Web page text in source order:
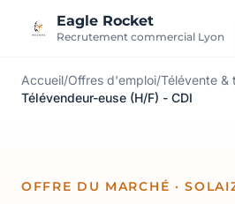
Eagle Rocket
Recrutement commercial Lyon
Accueil/Offres d'emploi/Télévente &
Télévendeur-euse (H/F) - CDI
OFFRE DU MARCHÉ ·